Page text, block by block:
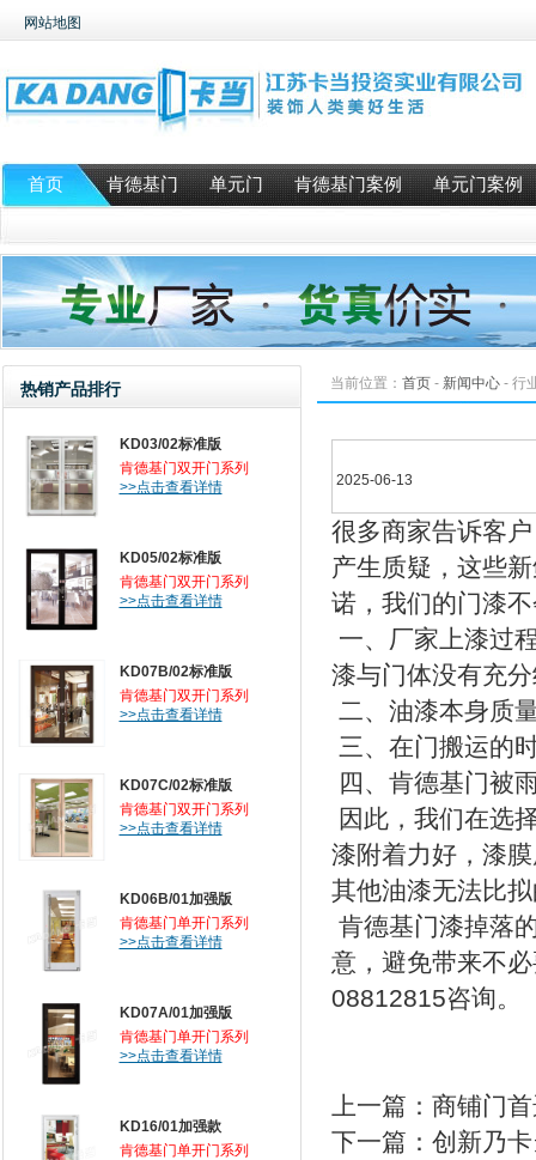
网站地图
首页 肯德基门 单元门 肯德基门案例 单元门案例
热销产品排行
KD03/02标准版
肯德基门双开门系列
>>点击查看详情
KD05/02标准版
肯德基门双开门系列
>>点击查看详情
KD07B/02标准版
肯德基门双开门系列
>>点击查看详情
KD07C/02标准版
肯德基门双开门系列
>>点击查看详情
KD06B/01加强版
肯德基门单开门系列
>>点击查看详情
KD07A/01加强版
肯德基门单开门系列
>>点击查看详情
KD16/01加强款
肯德基门单开门系列
当前位置： 首页- 新闻中心- 行
2025-06-13
很多商家告诉客
产生质疑，这些
诺，我们的门漆
一、厂家上漆过
漆与门体没有充
二、油漆本身质
三、在门搬运的
四、肯德基门被
因此，我们在选
漆附着力好，漆
其他油漆无法比
肯德基门漆掉落
意，避免带来不
08812815咨询。
上一篇：商铺门
下一篇：创新乃